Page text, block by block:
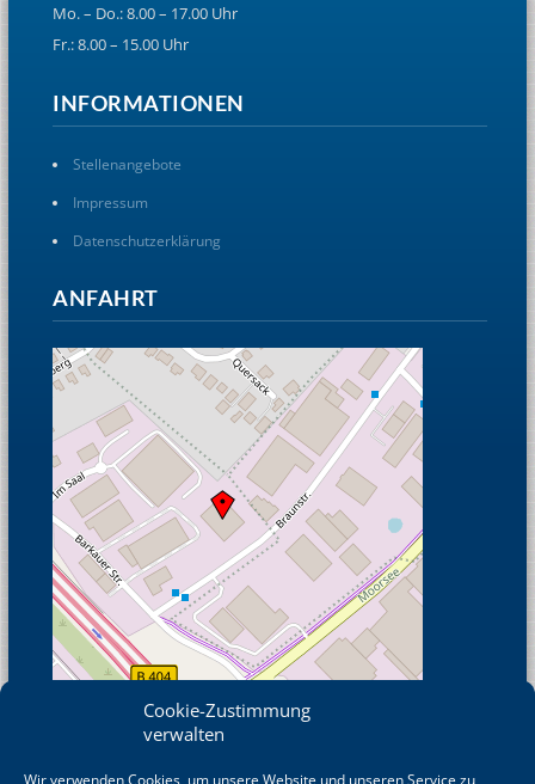
Cookie-Zustimmung
verwalten
Wir verwenden Cookies, um unsere Website und unseren Service zu
Mo. – Do.: 8.00 – 17.00 Uhr
Fr.: 8.00 – 15.00 Uhr
INFORMATIONEN
Stellenangebote
Impressum
Datenschutzerklärung
ANFAHRT